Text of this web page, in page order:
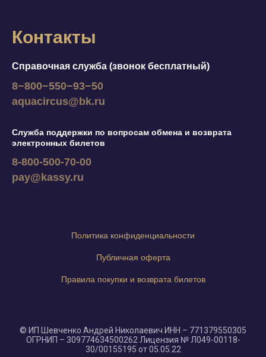
Контакты
Справочная служба (звонок бесплатный)
8−800−550−93−50
aquacircus@bk.ru
Служба поддержки по вопросам обмена и возврата
электронных билетов
8-800-500-70-00
pay@kassy.ru
Политика конфиденциальности
Публичная оферта
Правила покупки и возврата билетов
© ИП Шевченко Андрей Николаевич ИНН – 771379550305
ОГРНИП – 309774634500262 Лицензия № Л049-00118-
30/00155195 от 05.05.22